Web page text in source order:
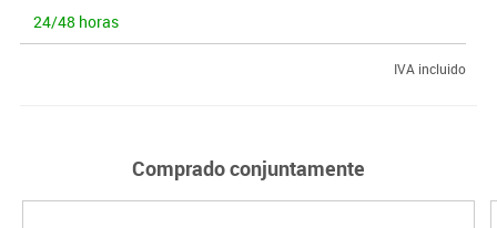
24/48 horas
IVA incluido
Comprado conjuntamente